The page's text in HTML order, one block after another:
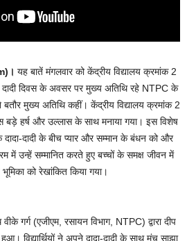
यह बातें मंगलवार को केंद्रीय विद्यालय क्रमांक 2
दादी दिवस के अवसर पर मुख्य अतिथि रहे NTPC के
मुख्य अतिथि कहीं। केंद्रीय विद्यालय क्रमांक 2
बड़े हर्ष और उल्लास के साथ मनाया गया। इस विशेष
दादी के बीच प्यार और सम्मान के बंधन को और
में उन्हें सम्मानित करते हुए बच्चों के समक्ष जीवन में
को रेखांकित किया गया।
गर्ग (एजीएम, रसायन विभाग, NTPC) द्वारा दीप
विद्यार्थियों ने अपने दादा-दादी के साथ मंच साझा